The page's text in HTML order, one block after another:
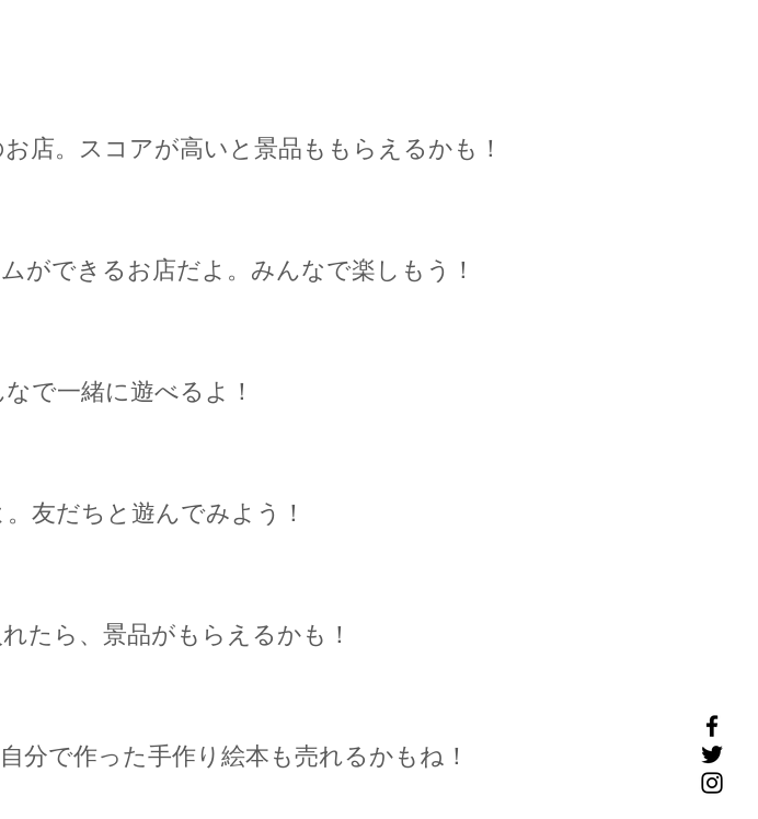
店。スコアが高いと景品ももらえるかも！
ができるお店だよ。みんなで楽しもう！
で一緒に遊べるよ！
友だちと遊んでみよう！
たら、景品がもらえるかも！
分で作った手作り絵本も売れるかもね！